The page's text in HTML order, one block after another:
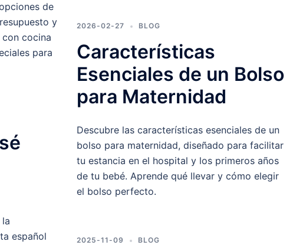
de
y
cocina
para
español
2026-02-27 BLOG
Características
Esenciales de un Bolso
para Maternidad
Descubre las características esenciales de un
bolso para maternidad, diseñado para facilitar
tu estancia en el hospital y los primeros años
de tu bebé. Aprende qué llevar y cómo elegir
el bolso perfecto.
2025-11-09 BLOG